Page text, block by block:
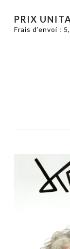
PRIX
Frais d’envoi :